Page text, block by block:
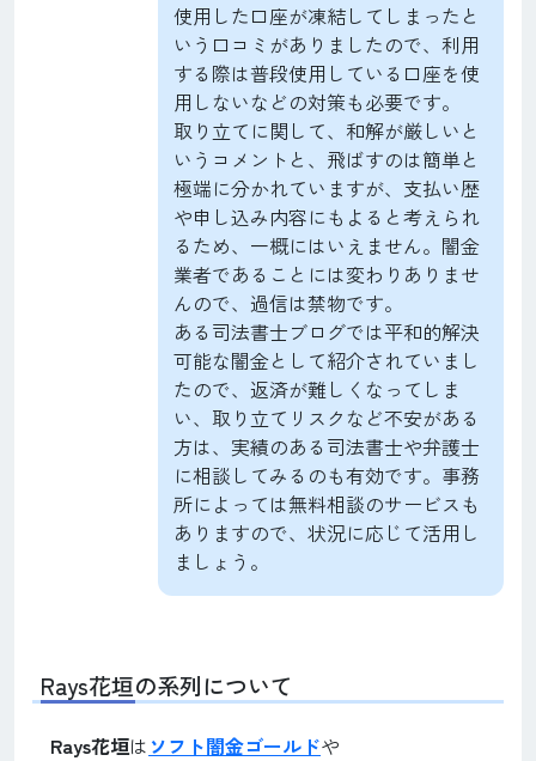
使用した口座が凍結してしまったと
いう口コミがありましたので、利用
する際は普段使用している口座を使
用しないなどの対策も必要です。
取り立てに関して、和解が厳しいと
いうコメントと、飛ばすのは簡単と
極端に分かれていますが、支払い歴
や申し込み内容にもよると考えられ
るため、一概にはいえません。闇金
業者であることには変わりありませ
んので、過信は禁物です。
ある司法書士ブログでは平和的解決
可能な闇金として紹介されていまし
たので、返済が難しくなってしま
い、取り立てリスクなど不安がある
方は、実績のある司法書士や弁護士
に相談してみるのも有効です。事務
所によっては無料相談のサービスも
ありますので、状況に応じて活用し
ましょう。
Rays花垣の系列について
Rays花垣は ソフト闇金ゴールドや